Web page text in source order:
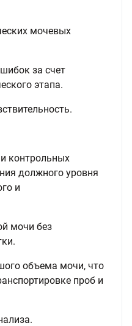
мочевых
за счет
этапа.
контрольных
должного уровня
и
мочи без
объема мочи, что
проб и